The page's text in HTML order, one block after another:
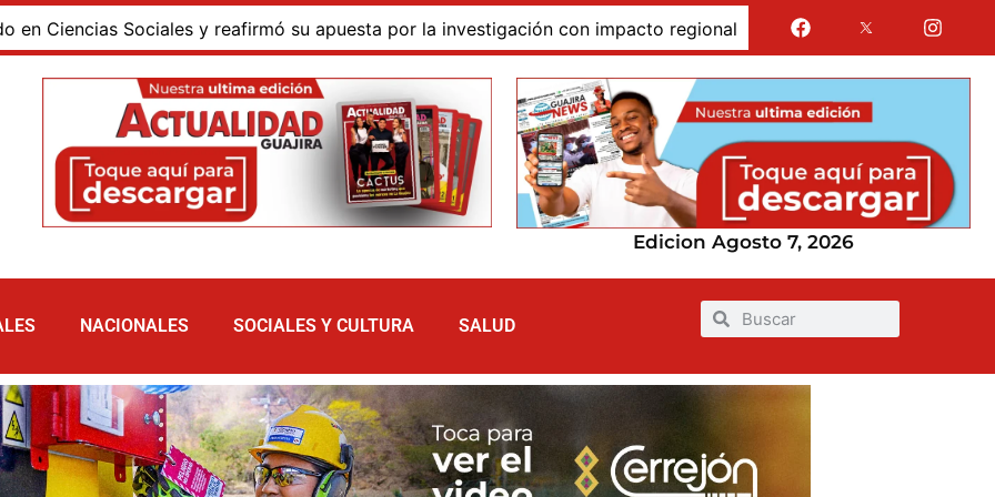
Sociales y reafirmó su apuesta por la investigación con impacto regional Jairo Aguilar cuestionó que se
Edicion Agosto 7, 2026
NACIONALES SOCIALES Y CULTURA SALUD